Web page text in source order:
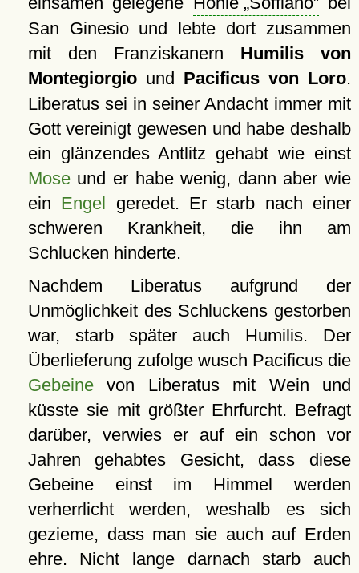
San Ginesio und lebte dort zusammen
mit den Franziskanern Humilis von
Montegiorgiound Pacificus von Loro.
Liberatus sei in seiner Andacht immer mit
Gott vereinigt gewesen und habe deshalb
ein glänzendes Antlitz gehabt wie einst
Moseund er habe wenig, dann aber wie
ein Engel
geredet. Er starb nach einer
schweren Krankheit, die ihn am
Schlucken hinderte.
Nachdem Liberatus aufgrund der
Unmöglichkeit des Schluckens gestorben
war, starb später auch Humilis. Der
Überlieferung zufolge wusch Pacificus die
Gebeinevon Liberatus mit Wein und
küsste sie mit größter Ehrfurcht. Befragt
darüber, verwies er auf ein schon vor
Jahren gehabtes Gesicht, dass diese
Gebeine einst im Himmel werden
verherrlicht werden, weshalb es sich
gezieme, dass man sie auch auf Erden
ehre. Nicht lange darnach starb auch